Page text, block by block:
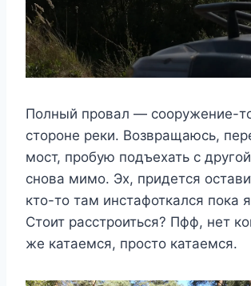
Полный провал — сооружение-
стороне реки. Возвращаюсь,
мост, пробую подъехать с
снова мимо. Эх, придется
кто-то там инстафоткался пока
Стоит расстроиться? Пфф, нет
же катаемся, просто катаемся.